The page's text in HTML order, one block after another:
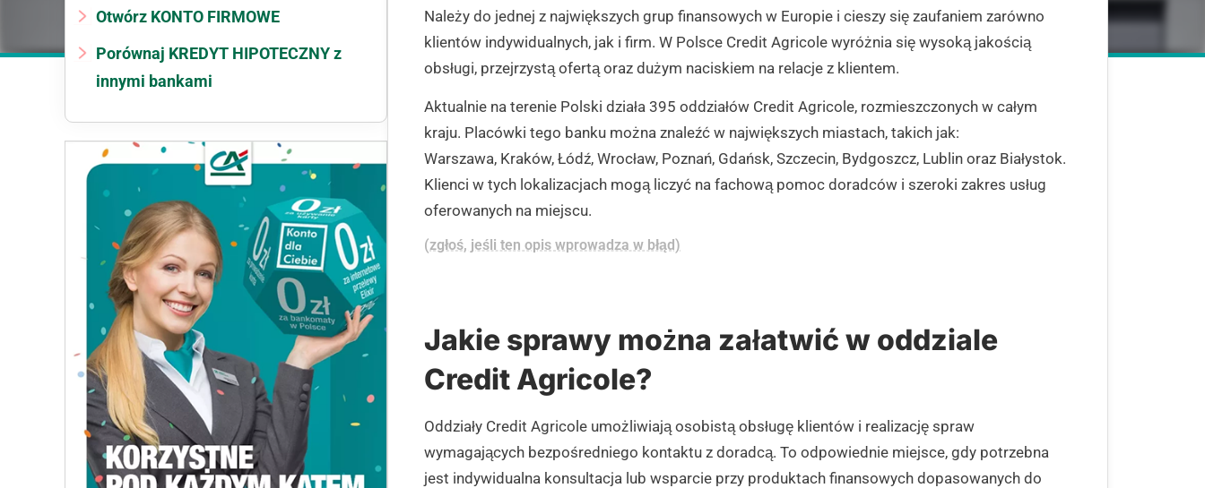
Otwórz KONTO FIRMOWE
Porównaj KREDYT HIPOTECZNY z
innymi bankami
Należy do jednej z największych grup finansowych w Europie i cieszy się zaufaniem zarówno
klientów indywidualnych, jak i firm. W Polsce Credit Agricole wyróżnia się wysoką jakością
obsługi, przejrzystą ofertą oraz dużym naciskiem na relacje z klientem.
Aktualnie na terenie Polski działa 395 oddziałów Credit Agricole, rozmieszczonych w całym
kraju. Placówki tego banku można znaleźć w największych miastach, takich jak:
Warszawa, Kraków, Łódź, Wrocław, Poznań, Gdańsk, Szczecin, Bydgoszcz, Lublin oraz Białystok.
Klienci w tych lokalizacjach mogą liczyć na fachową pomoc doradców i szeroki zakres usług
oferowanych na miejscu.
(zgłoś, jeśli ten opis wprowadza w błąd)
Jakie sprawy można załatwić w oddziale
Credit Agricole?
Oddziały Credit Agricole umożliwiają osobistą obsługę klientów i realizację spraw
wymagających bezpośredniego kontaktu z doradcą. To odpowiednie miejsce, gdy potrzebna
jest indywidualna konsultacja lub wsparcie przy produktach finansowych dopasowanych do